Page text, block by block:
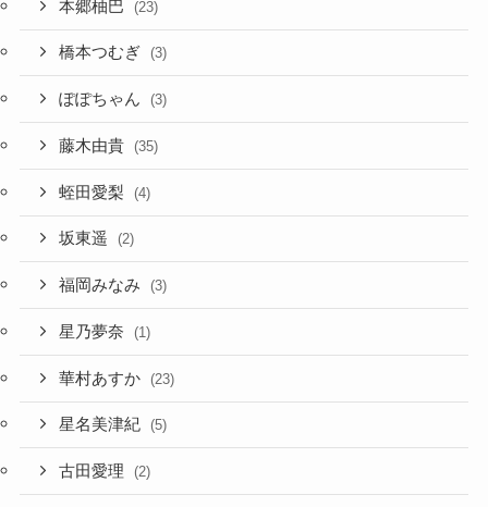
本郷柚巴 (23)
橋本つむぎ (3)
ぽぽちゃん (3)
藤木由貴 (35)
蛭田愛梨 (4)
坂東遥 (2)
福岡みなみ (3)
星乃夢奈 (1)
華村あすか (23)
星名美津紀 (5)
古田愛理 (2)